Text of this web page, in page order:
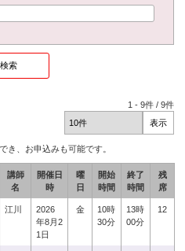
1 -9件 /9件
き、お申込みも可能です。
講師
名
開催日
時
曜
日
開始
時間
終了
時間
残
席
江川
2026
年8月2
1日
金
10時
30分
13時
00分
12